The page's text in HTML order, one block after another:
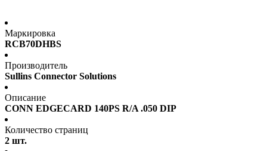
Маркировка
RCB70DHBS
Производитель
Sullins Connector Solutions
Описание
CONN EDGECARD 140PS R/A .050 DIP
Количество страниц
2 шт.